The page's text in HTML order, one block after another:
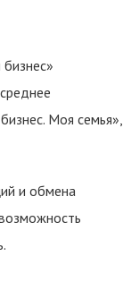
Моя семья»,
и обмена